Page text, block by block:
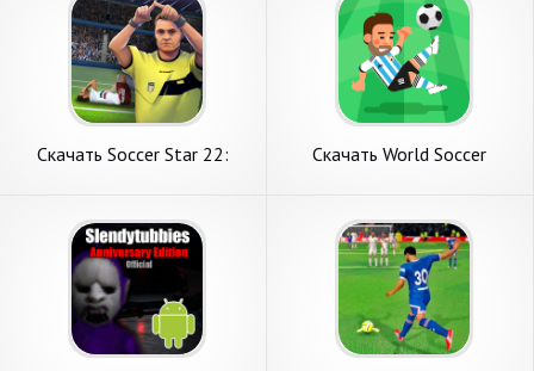
Скачать Soccer Star 22:
Андроид
Скачать World Soccer